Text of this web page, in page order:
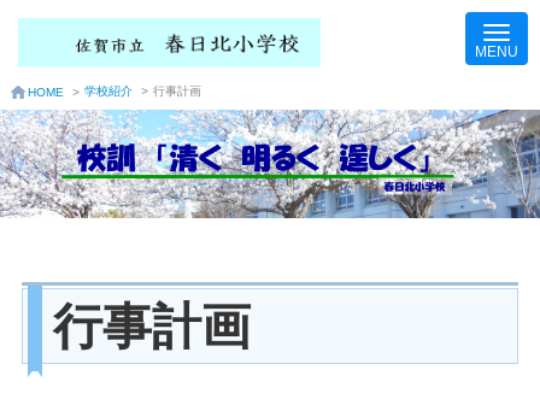
HOME > 学校紹介 > 行事計画
行事計画